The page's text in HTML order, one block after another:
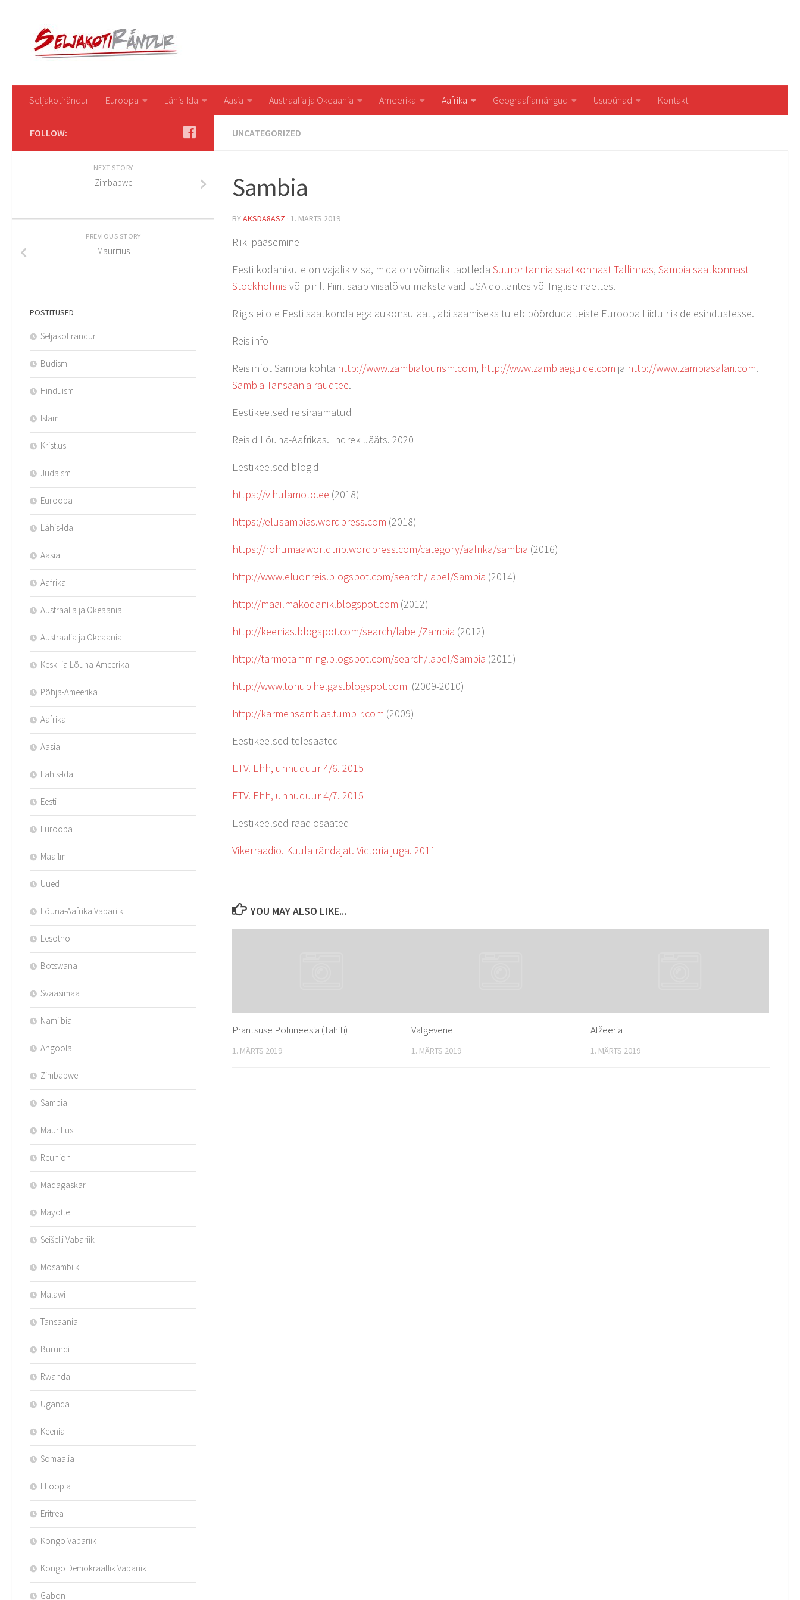
Seljakotirändur Euroopa Lähis-Ida Aasia Austraalia ja Okeaania Ameerika Aafrika Geograafiamängud Usupühad Kontakt
UNCATEGORIZED
Sambia
BYAKSDA8ASZ · 1. MÄRTS 2019
Riiki pääsemine
Eesti kodanikule on vajalik viisa, mida on võimalik taotleda Suurbritannia saatkonnast Tallinnas, Sambia saatkonnast
Stockholmis või piiril. Piiril saab viisalõivu maksta vaid USA dollarites või Inglise naeltes.
Riigis ei ole Eesti saatkonda ega aukonsulaati, abi saamiseks tuleb pöörduda teiste Euroopa Liidu riikide esindustesse.
Reisiinfo
Reisiinfot Sambia kohta http://www.zambiatourism.com, http://www.zambiaeguide.com ja http://www.zambiasafari.com.
Sambia-Tansaania raudtee.
Eestikeelsed reisiraamatud
Reisid Lõuna-Aafrikas. Indrek Jääts. 2020
Eestikeelsed blogid
https://vihulamoto.ee (2018)
https://elusambias.wordpress.com (2018)
https://rohumaaworldtrip.wordpress.com/category/aafrika/sambia (2016)
http://www.eluonreis.blogspot.com/search/label/Sambia (2014)
http://maailmakodanik.blogspot.com (2012)
http://keenias.blogspot.com/search/label/Zambia (2012)
http://tarmotamming.blogspot.com/search/label/Sambia (2011)
http://www.tonupihelgas.blogspot.com (2009-2010)
http://karmensambias.tumblr.com (2009)
Eestikeelsed telesaated
ETV. Ehh, uhhuduur 4/6. 2015
ETV. Ehh, uhhuduur 4/7. 2015
Eestikeelsed raadiosaated
Vikerraadio. Kuula rändajat. Victoria juga. 2011
YOU MAY ALSO LIKE...
Prantsuse Polüneesia (Tahiti)
1. MÄRTS 2019
Valgevene
1. MÄRTS 2019
Alžeeria
1. MÄRTS 2019
FOLLOW:
NEXT STORY
Zimbabwe
PREVIOUS STORY
Mauritius
POSTITUSED
Seljakotirändur
Budism
Hinduism
Islam
Kristlus
Judaism
Euroopa
Lähis-Ida
Aasia
Aafrika
Austraalia ja Okeaania
Austraalia ja Okeaania
Kesk- ja Lõuna-Ameerika
Põhja-Ameerika
Aafrika
Aasia
Lähis-Ida
Eesti
Euroopa
Maailm
Uued
Lõuna-Aafrika Vabariik
Lesotho
Botswana
Svaasimaa
Namiibia
Angoola
Zimbabwe
Sambia
Mauritius
Reunion
Madagaskar
Mayotte
Seišelli Vabariik
Mosambiik
Malawi
Tansaania
Burundi
Rwanda
Uganda
Keenia
Somaalia
Etioopia
Eritrea
Kongo Vabariik
Kongo Demokraatlik Vabariik
Gabon